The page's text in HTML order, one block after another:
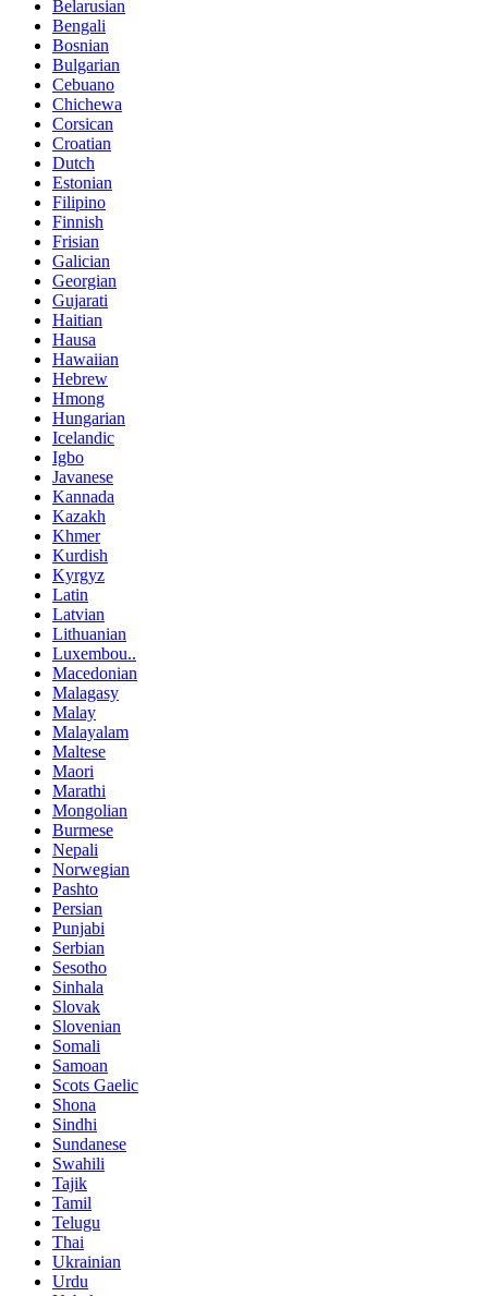
Belarusian
Bengali
Bosnian
Bulgarian
Cebuano
Chichewa
Corsican
Croatian
Dutch
Estonian
Filipino
Finnish
Frisian
Galician
Georgian
Gujarati
Haitian
Hausa
Hawaiian
Hebrew
Hmong
Hungarian
Icelandic
Igbo
Javanese
Kannada
Kazakh
Khmer
Kurdish
Kyrgyz
Latin
Latvian
Lithuanian
Luxembou..
Macedonian
Malagasy
Malay
Malayalam
Maltese
Maori
Marathi
Mongolian
Burmese
Nepali
Norwegian
Pashto
Persian
Punjabi
Serbian
Sesotho
Sinhala
Slovak
Slovenian
Somali
Samoan
Scots Gaelic
Shona
Sindhi
Sundanese
Swahili
Tajik
Tamil
Telugu
Thai
Ukrainian
Urdu